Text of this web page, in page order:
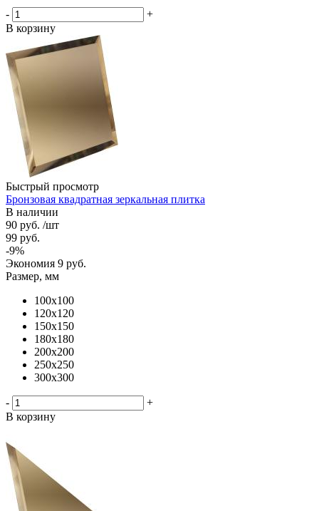
-
+
В корзину
Быстрый просмотр
Бронзовая квадратная зеркальная плитка
В наличии
90 руб. /шт
99 руб.
-9%
Экономия 9 руб.
Размер, мм
100х100
120х120
150х150
180х180
200х200
250х250
300х300
-
+
В корзину